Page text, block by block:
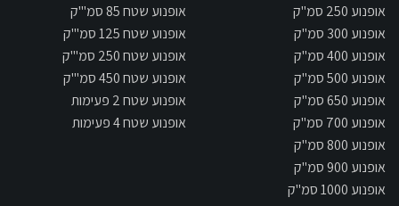
אופנוע 250 סמ"ק
אופנוע 300 סמ"ק
אופנוע 400 סמ"ק
אופנוע 500 סמ"ק
אופנוע 650 סמ"ק
אופנוע 700 סמ"ק
אופנוע 800 סמ"ק
אופנוע 900 סמ"ק
אופנוע 1000 סמ"ק
אופנוע שטח 85 סמ"'ק
אופנוע שטח 125 סמ"'ק
אופנוע שטח 250 סמ"'ק
אופנוע שטח 450 סמ"'ק
אופנוע שטח 2 פעימות
אופנוע שטח 4 פעימות